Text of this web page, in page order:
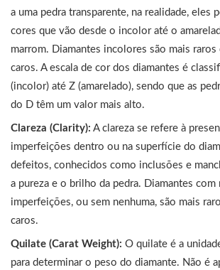
a uma pedra transparente, na realidade, eles
cores que vão desde o incolor até o
marrom. Diamantes incolores são mais raros
caros. A escala de cor dos diamantes é
(incolor) até Z (amarelado), sendo que as
do D têm um valor mais alto.
Clareza (Clarity): A clareza se refere à
imperfeições dentro ou na superfície do
defeitos, conhecidos como inclusões e
a pureza e o brilho da pedra. Diamantes com
imperfeições, ou sem nenhuma, são mais
caros.
Quilate (Carat Weight): O quilate é a
para determinar o peso do diamante. Não é